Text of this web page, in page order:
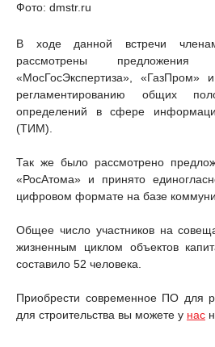
Фото: dmstr.ru
В ходе данной встречи
рассмотрены предложения
«МосГосЭкспертиза», «ГазПром»
регламентированию общих
определений в сфере
(ТИМ).
Так же было рассмотрено
«РосАтома» и принято
цифровом формате на базе
Общее число участников на
жизненным циклом объектов
составило 52 человека.
Приобрести современное ПО для
для строительства вы можете у нас